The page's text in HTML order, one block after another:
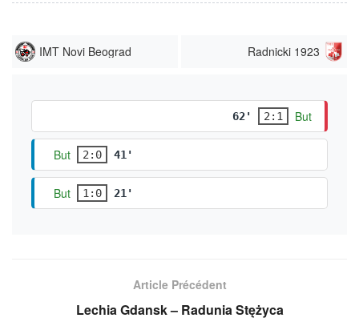
IMT Novi Beograd Radnicki 1923
62' 2:1 But
But 2:0 41'
But 1:0 21'
Article Précédent
Lechia Gdansk – Radunia Stężyca